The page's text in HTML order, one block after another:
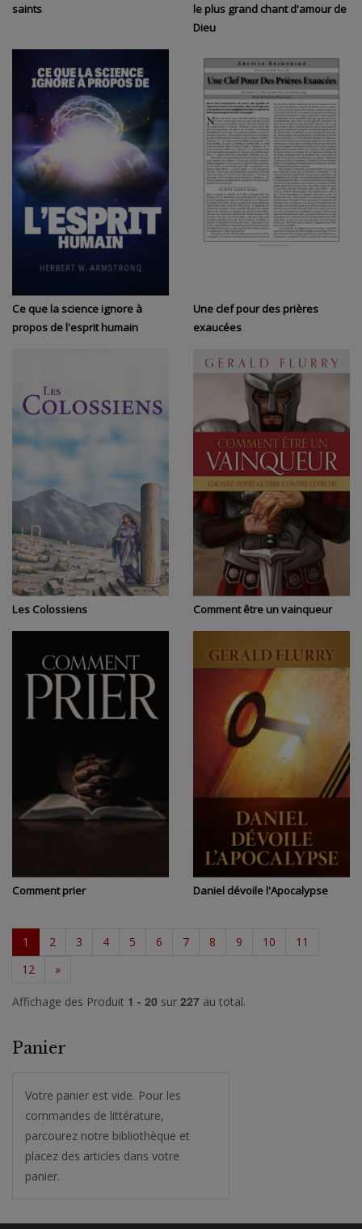
saints
le plus grand chant d'amour de
Dieu
Ce que la science ignore à
propos de l'esprit humain
Une clef pour des prières
exaucées
Les Colossiens Comment être un vainqueur
Comment prier Daniel dévoile l'Apocalypse
1 2 3 4 5 6 7 8 9 10
11
12
»
Affichage des Produit 1 - 20 sur 227 au total.
Panier
Votre panier est vide. Pour les
commandes de littérature,
parcourez notre bibliothèque et
placez des articles dans votre
panier.